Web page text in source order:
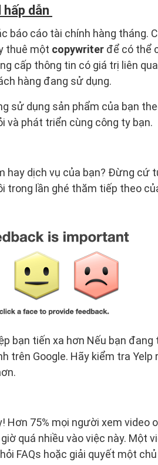
dẫn
báo cáo tài chính hàng tháng.
thuê một copywriter để có thể
cấp thông tin có giá trị liên
hàng đang sử dụng.
sử dụng sản phẩm của bạn
và phát triển cùng công ty bạn.
hay dịch vụ của bạn? Đừng cứ
trong lần ghé thăm tiếp theo
bạn tiến xa hơn Nếu bạn
trên Google. Hãy kiểm tra Yelp
75% mọi người xem video
quá nhiều vào việc này. Một
FAQs hoặc giải quyết một